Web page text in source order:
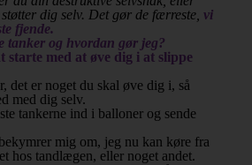
dig selv. Det gør de færreste, vi
fjende.
tanker og hvordan gør jeg?
starte med at øve dig i at slippe
det er noget du skal øve dig i, så
med dig selv.
tankerne ind i balloner og sende
mig om, jeg nu kan køre fra
hos tandlægen, eller noget andet.